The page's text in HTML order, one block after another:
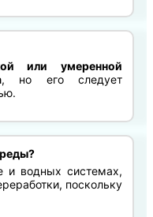
или умеренной
, но его следует
и водных системах,
поскольку